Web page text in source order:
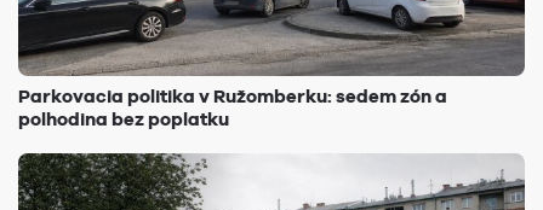
Parkovacia politika v Ružomberku: sedem zón a
polhodina bez poplatku